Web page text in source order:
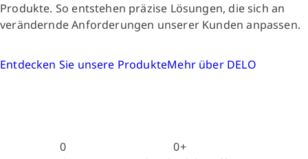
Produkte. So entstehen präzise Lösungen, die sich an
verändernde Anforderungen unserer Kunden anpassen.
Entdecken Sie unsere ProdukteMehr über DELO
0
0+